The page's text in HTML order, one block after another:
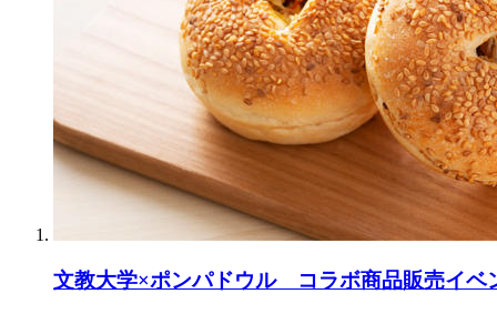
文教大学×ポンパドウル コラボ商品販売イベ